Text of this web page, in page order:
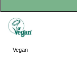
Vegan